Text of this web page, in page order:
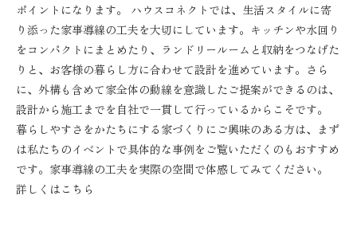
ポイントになります。 ハウスコネクトでは、生活スタイルに寄
り添った家事導線の工夫を大切にしています。キッチンや水回り
をコンパクトにまとめたり、ランドリールームと収納をつなげた
りと、お客様の暮らし方に合わせて設計を進めています。さら
に、外構も含めて家全体の動線を意識したご提案ができるのは、
設計から施工までを自社で一貫して行っているからこそです。
暮らしやすさをかたちにする家づくりにご興味のある方は、まず
は私たちのイベントで具体的な事例をご覧いただくのもおすすめ
です。家事導線の工夫を実際の空間で体感してみてください。
詳しくはこちら